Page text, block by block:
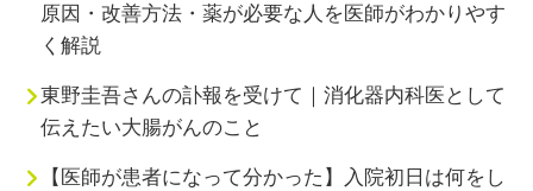
原因・改善方法・薬が必要な人を医師がわかりやす
く解説
東野圭吾さんの訃報を受けて｜消化器内科医として
伝えたい大腸がんのこと
【医師が患者になって分かった】入院初日は何をし